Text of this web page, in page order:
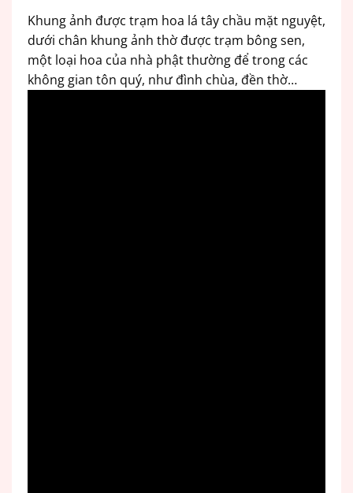
Khung ảnh được trạm hoa lá tây chầu mặt nguyệt,
dưới chân khung ảnh thờ được trạm bông sen,
một loại hoa của nhà phật thường để trong các
không gian tôn quý, như đình chùa, đền thờ…